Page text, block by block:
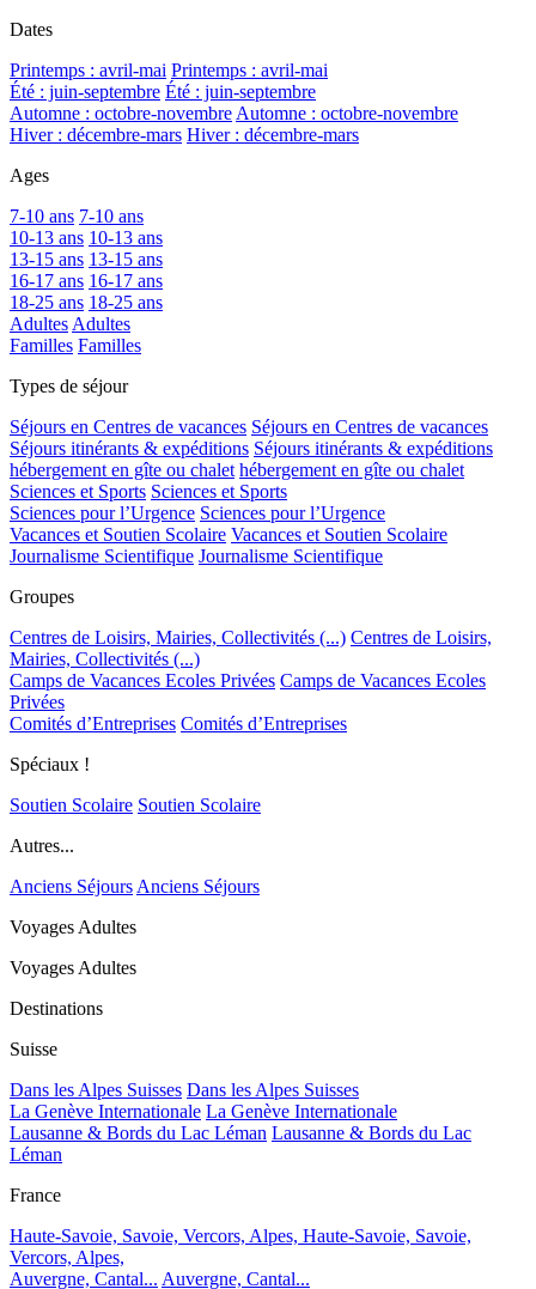
Dates
Printemps : avril-mai Printemps : avril-mai
Été : juin-septembre Été : juin-septembre
Automne : octobre-novembre Automne : octobre-novembre
Hiver : décembre-mars Hiver : décembre-mars
Ages
7-10 ans 7-10 ans
10-13 ans 10-13 ans
13-15 ans 13-15 ans
16-17 ans 16-17 ans
18-25 ans 18-25 ans
Adultes Adultes
Familles Familles
Types de séjour
Séjours en Centres de vacances Séjours en Centres de vacances
Séjours itinérants & expéditions Séjours itinérants & expéditions
hébergement en gîte ou chalet hébergement en gîte ou chalet
Sciences et Sports Sciences et Sports
Sciences pour l’Urgence Sciences pour l’Urgence
Vacances et Soutien Scolaire Vacances et Soutien Scolaire
Journalisme Scientifique Journalisme Scientifique
Groupes
Centres de Loisirs, Mairies, Collectivités (...) Centres de Loisirs,
Mairies, Collectivités (...)
Camps de Vacances Ecoles Privées Camps de Vacances Ecoles
Privées
Comités d’Entreprises Comités d’Entreprises
Spéciaux !
Soutien Scolaire Soutien Scolaire
Autres...
Anciens Séjours Anciens Séjours
Voyages Adultes
Voyages Adultes
Destinations
Suisse
Dans les Alpes Suisses Dans les Alpes Suisses
La Genève Internationale La Genève Internationale
Lausanne & Bords du Lac Léman Lausanne & Bords du Lac
Léman
France
Haute-Savoie, Savoie, Vercors, Alpes, Haute-Savoie, Savoie,
Vercors, Alpes,
Auvergne, Cantal... Auvergne, Cantal...